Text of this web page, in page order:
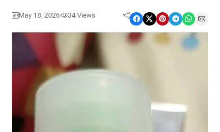
May 18, 2026 34Views Share on Facebook Share on X Share on Pinterest Share on Telegram Share on WhatsApp Share on Email